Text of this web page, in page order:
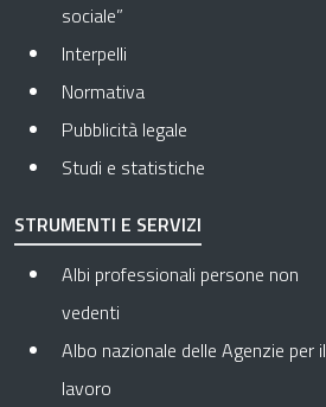
sociale”
Interpelli
Normativa
Pubblicità legale
Studi e statistiche
STRUMENTI E SERVIZI
Albi professionali persone non
vedenti
Albo nazionale delle Agenzie per il
lavoro